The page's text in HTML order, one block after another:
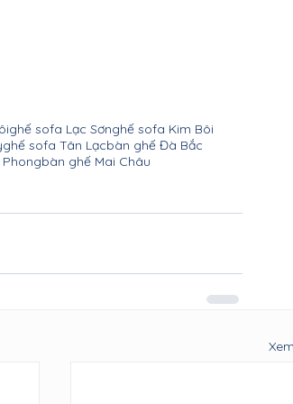
ghế sofa Lạc Sơnghế sofa Kim Bôi
ghế sofa Tân Lạcbàn ghế Đà Bắc
bàn ghế Mai Châu